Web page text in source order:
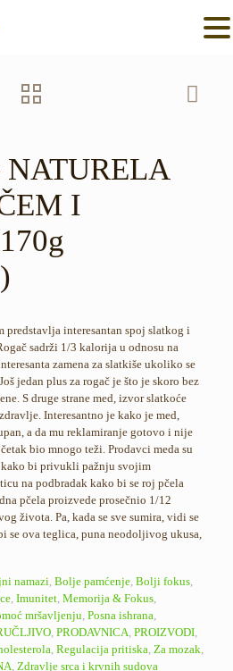
I
predstavlja interesantan spoj slatkog i
sadrži 1/3 kalorija u odnosu na
zamena za slatkiše ukoliko se
jedan plus za rogač je što je skoro bez
S druge strane med, izvor slatkoće
Interesantno je kako je med,
a da mu reklamiranje gotovo i nije
bio mnogo teži. Prodavci meda su
kako bi privukli pažnju svojim
na podbradak kako bi se roj pčela
pčela proizvede prosečnio 1/12
života. Pa, kada se sve sumira, vidi se
se ova teglica, puna neodoljivog ukusa,
namazi, Bolje pamćenje, Bolji fokus,
, Imunitet, Memorija & Fokus,
mršavljenju, Posna ishrana,
, PRODAVNICA, PROIZVODI,
, Regulacija pritiska, Za mozak,
, Zdravlje srca i krvnih sudova